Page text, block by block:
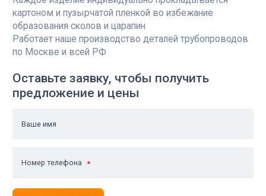
картоном и пузырчатой пленкой во избежание
образования сколов и царапин
Работает наше производство деталей трубопроводов
по Москве и всей РФ
Оставьте заявку, чтобы получить
предложение и цены
Ваше имя
Номер телефона